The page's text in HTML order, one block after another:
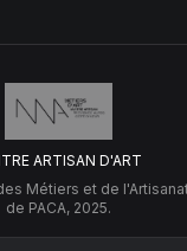
ARTISAN D'ART
Métiers et de
de PACA, 2025.